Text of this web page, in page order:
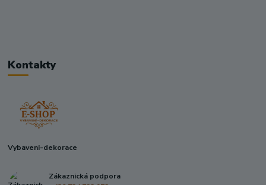
Kontakty
Vybaveni-dekorace
Zákaznická podpora